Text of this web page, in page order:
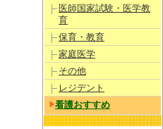
医師国家試験・医学教
育
保育・教育
家庭医学
その他
レジデント
看護おすすめ